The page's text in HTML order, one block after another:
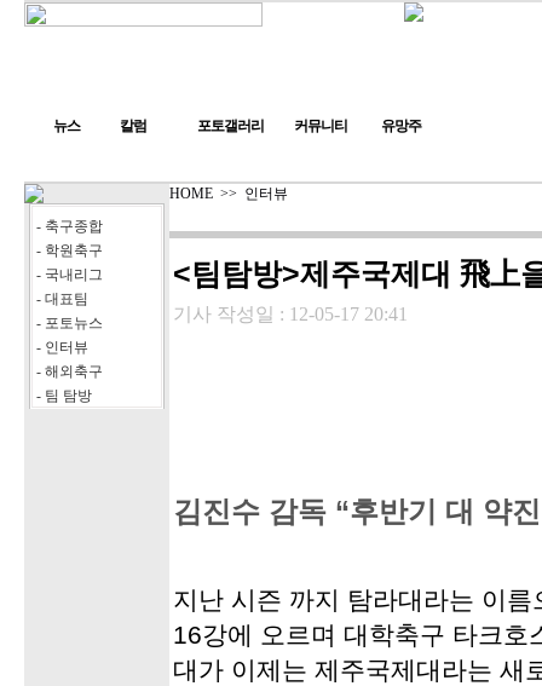
뉴스 칼럼 포토갤러리 커뮤니티 유망주
- 축구종합
- 학원축구
- 국내리그
- 대표팀
- 포토뉴스
- 인터뷰
- 해외축구
- 팀 탐방
HOME >> 인터뷰
<팀탐방>제주국제대 飛上
기사 작성일 : 12-05-17 20:41
김진수 감독 “후반기 대 약
지난 시즌 까지 탐라대라는 이
16강에 오르며 대학축구 타크호
대가 이제는 제주국제대라는 새